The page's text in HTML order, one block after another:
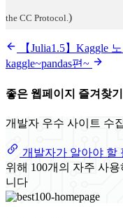
the CC Protocol.)
【Julia1.5】Kaggle
kaggle~pandas편~
좋은 웹페이지 즐겨찾기
개발자 우수 사이트 수
개발자가 알아야 할
위해 100개의 자주 사
니다